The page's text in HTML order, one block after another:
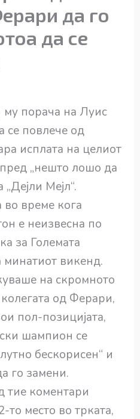
да го
да се
му порача на Луис
се повлече од
исплата на целиот
„нешто лошо да
Мејл“.
во време кога
е неизвесна по
за Големата
минатиот викенд.
на скромното
од Ферари,
пол-позицијата,
шампион се
бескорисен“ и
го замени.
тие коментари
место во трката,